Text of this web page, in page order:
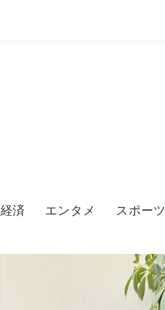
経済 エンタメ スポーツ